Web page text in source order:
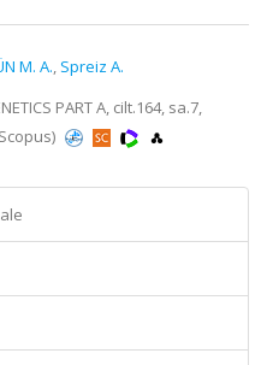
M. A., Spreiz A.
PART A, cilt.164, sa.7,